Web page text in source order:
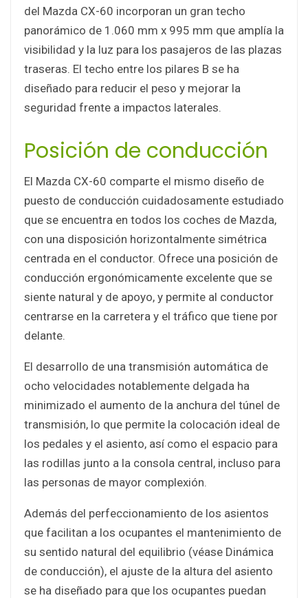
del Mazda CX-60 incorporan un gran techo
panorámico de 1.060 mm x 995 mm que amplía la
visibilidad y la luz para los pasajeros de las plazas
traseras. El techo entre los pilares B se ha
diseñado para reducir el peso y mejorar la
seguridad frente a impactos laterales.
Posición de conducción
El Mazda CX-60 comparte el mismo diseño de
puesto de conducción cuidadosamente estudiado
que se encuentra en todos los coches de Mazda,
con una disposición horizontalmente simétrica
centrada en el conductor. Ofrece una posición de
conducción ergonómicamente excelente que se
siente natural y de apoyo, y permite al conductor
centrarse en la carretera y el tráfico que tiene por
delante.
El desarrollo de una transmisión automática de
ocho velocidades notablemente delgada ha
minimizado el aumento de la anchura del túnel de
transmisión, lo que permite la colocación ideal de
los pedales y el asiento, así como el espacio para
las rodillas junto a la consola central, incluso para
las personas de mayor complexión.
Además del perfeccionamiento de los asientos
que facilitan a los ocupantes el mantenimiento de
su sentido natural del equilibrio (véase Dinámica
de conducción), el ajuste de la altura del asiento
se ha diseñado para que los ocupantes puedan